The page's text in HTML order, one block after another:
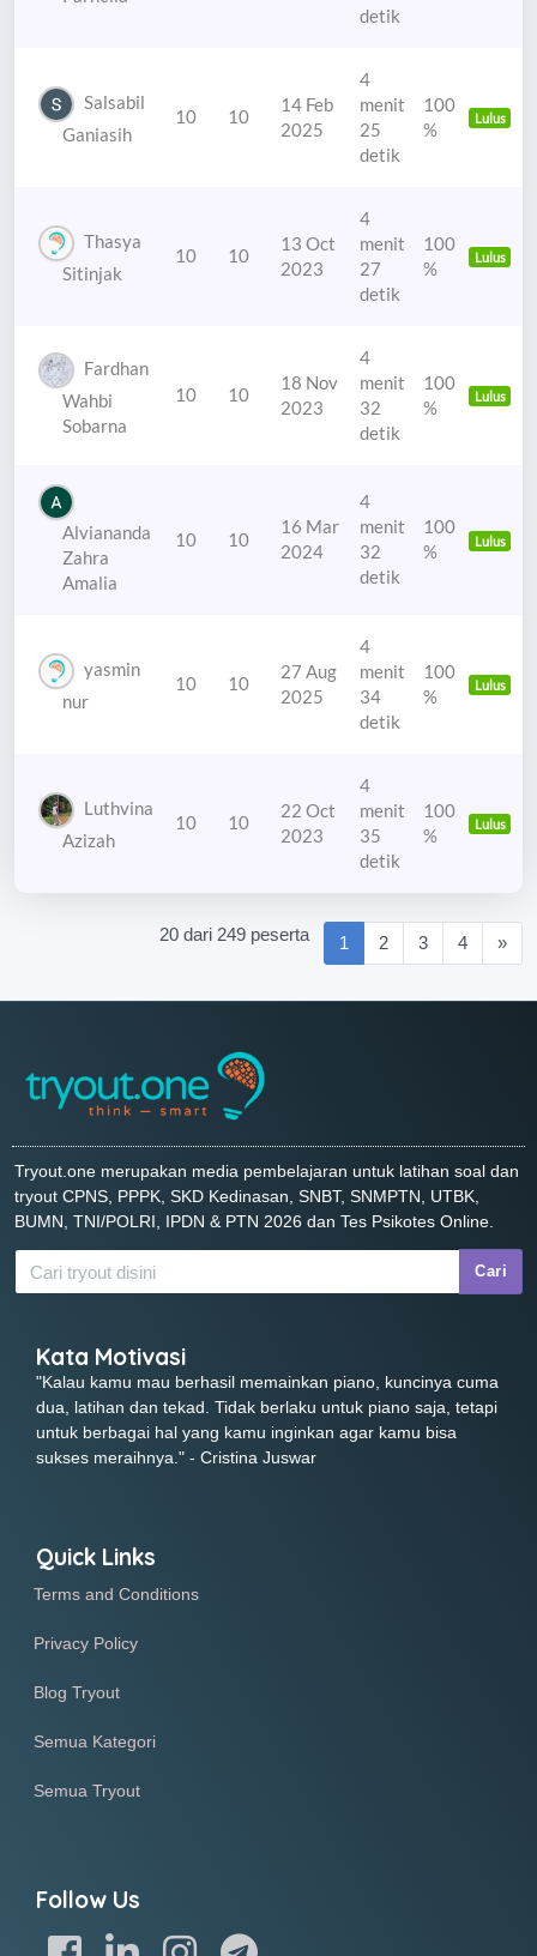
detik
Salsabil
Ganiasih
10 10
14 Feb
2025
4
menit
25
detik
100
%
Lulus
Thasya
Sitinjak
10 10
13 Oct
2023
4
menit
27
detik
100
%
Lulus
Fardhan
Wahbi
Sobarna
10 10
18 Nov
2023
4
menit
32
detik
100
%
Lulus
Alviananda
Zahra
Amalia
10 10
16 Mar
2024
4
menit
32
detik
100
%
Lulus
yasmin
nur
10 10
27 Aug
2025
4
menit
34
detik
100
%
Lulus
Luthvina
Azizah
10 10
22 Oct
2023
4
menit
35
detik
100
%
Lulus
20 dari 249 peserta 1 (current)
2 3 4 »
Tryout.one merupakan media pembelajaran untuk latihan soal dan
tryout CPNS, PPPK, SKD Kedinasan, SNBT, SNMPTN, UTBK,
BUMN, TNI/POLRI, IPDN & PTN 2026 dan Tes Psikotes Online.
Cari
Kata Motivasi
"Kalau kamu mau berhasil memainkan piano, kuncinya cuma
dua, latihan dan tekad. Tidak berlaku untuk piano saja, tetapi
untuk berbagai hal yang kamu inginkan agar kamu bisa
sukses meraihnya." - Cristina Juswar
Quick Links
Terms and Conditions
Privacy Policy
Blog Tryout
Semua Kategori
Semua Tryout
Follow Us